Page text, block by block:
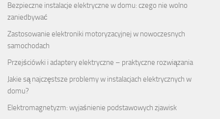
Bezpieczne instalacje elektryczne w domu: czego nie wolno
zaniedbywać
Zastosowanie elektroniki motoryzacyjnej w nowoczesnych
samochodach
Przejściówki i adaptery elektryczne – praktyczne rozwiązania
Jakie są najczęstsze problemy w instalacjach elektrycznych w
domu?
Elektromagnetyzm: wyjaśnienie podstawowych zjawisk